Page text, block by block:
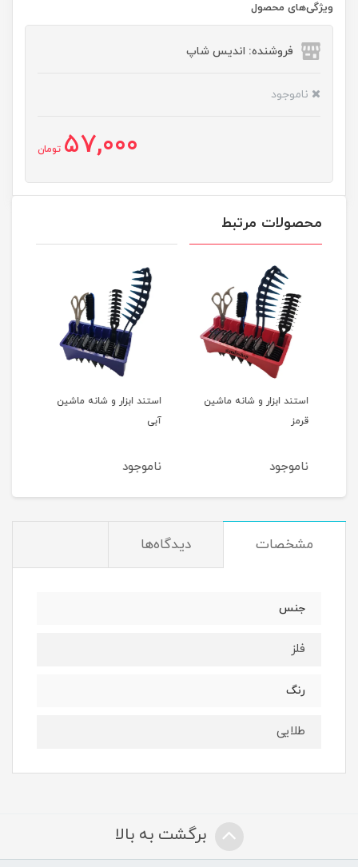
ویژگی‌های محصول
فروشنده: اندیس شاپ
ناموجود
57,000 تومان
محصولات مرتبط
استند ابزار و شانه ماشین
قرمز
ناموجود
استند ابزار و شانه ماشین
آبی
ناموجود
مشخصات دیدگاه‌ها
جنس
فلز
رنگ
طلایی
برگشت به بالا